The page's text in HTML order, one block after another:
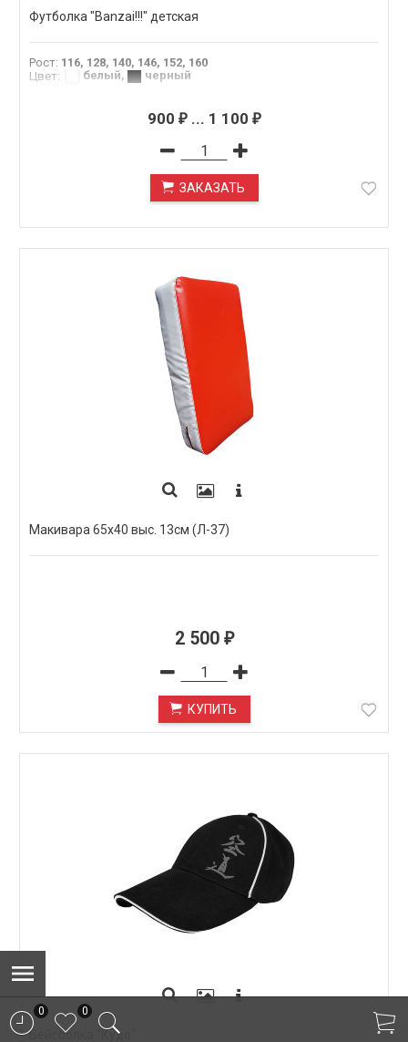
Футболка "Banzai!!!" детская
Рост: 116, 128, 140, 146, 152, 160
Цвет: белый, черный
900 ₽... 1 100 ₽
ЗАКАЗАТЬ
Макивара 65х40 выс. 13см (Л-37)
2 500 ₽
КУПИТЬ
Бейсболка "Кудо"
0 0